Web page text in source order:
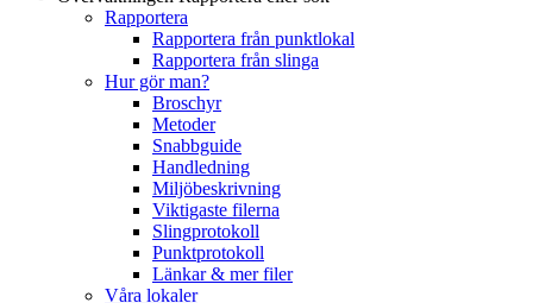
Rapportera
Rapportera från punktlokal
Rapportera från slinga
Hur gör man?
Broschyr
Metoder
Snabbguide
Handledning
Miljöbeskrivning
Viktigaste filerna
Slingprotokoll
Punktprotokoll
Länkar & mer filer
Våra lokaler